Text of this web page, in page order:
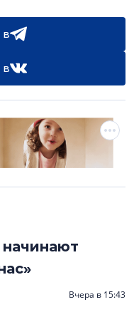
в
в
Вчера в 15:43